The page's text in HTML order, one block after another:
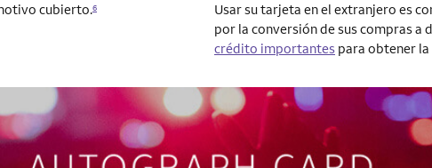
cubierto.6
Usar su tarjeta en el extranjero es
por la conversión de sus compras a
crédito importantes para obtener